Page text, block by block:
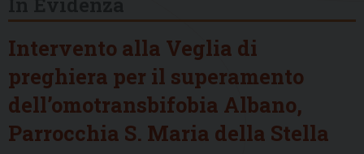
Intervento alla Veglia di
preghiera per il superamento
dell’omotransbifobia Albano,
Parrocchia S. Maria della Stella